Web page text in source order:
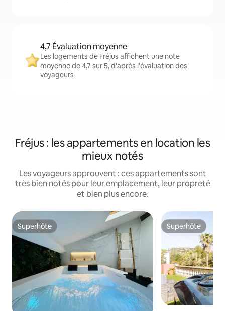
4,7 Évaluation moyenne
Les logements de Fréjus affichent une note
moyenne de 4,7 sur 5, d'après l'évaluation des
voyageurs
Fréjus : les appartements en location les
mieux notés
Les voyageurs approuvent : ces appartements sont
très bien notés pour leur emplacement, leur propreté
et bien plus encore.
Superhôte
Superhôte Superhôte
Superhôte